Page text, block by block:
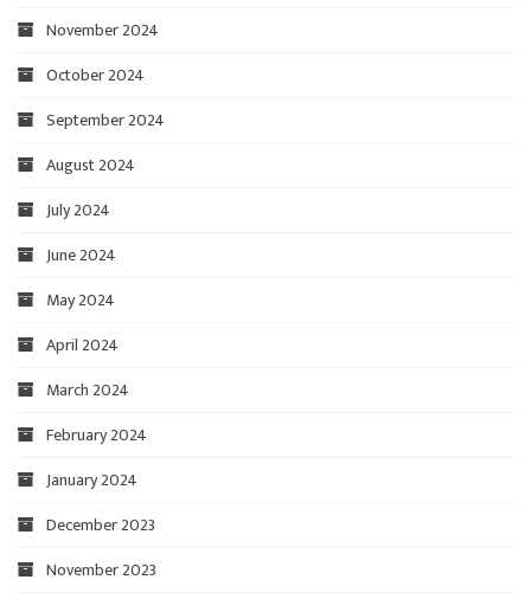
November 2024
October 2024
September 2024
August 2024
July 2024
June 2024
May 2024
April 2024
March 2024
February 2024
January 2024
December 2023
November 2023